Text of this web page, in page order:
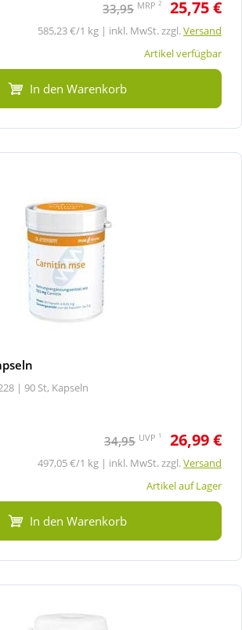
33,95 MRP 2 25,75 €
585,23 €/1 kg | inkl. MwSt. zzgl.Versand
Artikel verfügbar
In den Warenkorb
| 90 St, Kapseln
34,95 UVP 1 26,99 €
497,05 €/1 kg | inkl. MwSt. zzgl.Versand
Artikel auf Lager
In den Warenkorb